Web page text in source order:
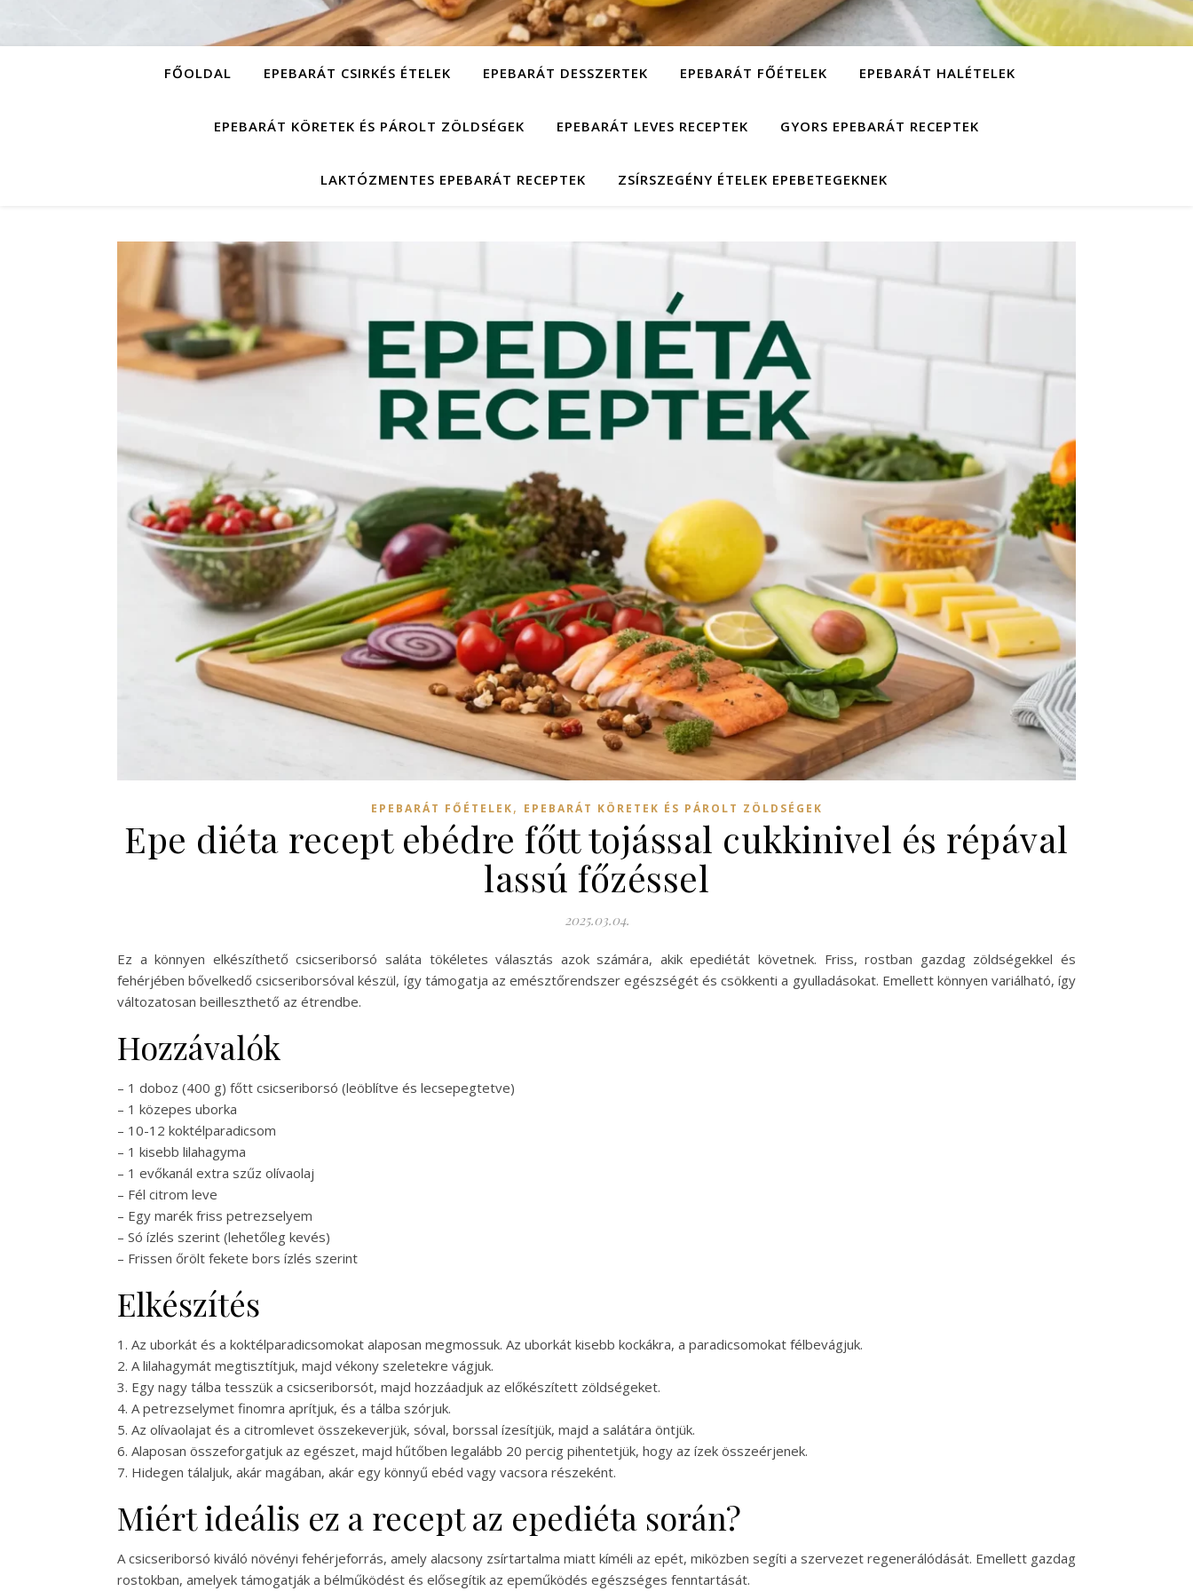
FŐOLDAL EPEBARÁT CSIRKÉS ÉTELEK EPEBARÁT DESSZERTEK EPEBARÁT FŐÉTELEK EPEBARÁT HALÉTELEK
EPEBARÁT KÖRETEK ÉS PÁROLT ZÖLDSÉGEK EPEBARÁT LEVES RECEPTEK GYORS EPEBARÁT RECEPTEK
LAKTÓZMENTES EPEBARÁT RECEPTEK ZSÍRSZEGÉNY ÉTELEK EPEBETEGEKNEK
EPEBARÁT FŐÉTELEK, EPEBARÁT KÖRETEK ÉS PÁROLT ZÖLDSÉGEK
Epe diéta recept ebédre főtt tojással cukkinivel és répával
lassú főzéssel
2025.03.04.
Ez a könnyen elkészíthető csicseriborsó saláta tökéletes választás azok számára, akik epediétát követnek. Friss, rostban gazdag zöldségekkel és
fehérjében bővelkedő csicseriborsóval készül, így támogatja az emésztőrendszer egészségét és csökkenti a gyulladásokat. Emellett könnyen variálható, így
változatosan beilleszthető az étrendbe.
Hozzávalók
– 1 doboz (400 g) főtt csicseriborsó (leöblítve és lecsepegtetve)
– 1 közepes uborka
– 10-12 koktélparadicsom
– 1 kisebb lilahagyma
– 1 evőkanál extra szűz olívaolaj
– Fél citrom leve
– Egy marék friss petrezselyem
– Só ízlés szerint (lehetőleg kevés)
– Frissen őrölt fekete bors ízlés szerint
Elkészítés
1. Az uborkát és a koktélparadicsomokat alaposan megmossuk. Az uborkát kisebb kockákra, a paradicsomokat félbevágjuk.
2. A lilahagymát megtisztítjuk, majd vékony szeletekre vágjuk.
3. Egy nagy tálba tesszük a csicseriborsót, majd hozzáadjuk az előkészített zöldségeket.
4. A petrezselymet finomra aprítjuk, és a tálba szórjuk.
5. Az olívaolajat és a citromlevet összekeverjük, sóval, borssal ízesítjük, majd a salátára öntjük.
6. Alaposan összeforgatjuk az egészet, majd hűtőben legalább 20 percig pihentetjük, hogy az ízek összeérjenek.
7. Hidegen tálaljuk, akár magában, akár egy könnyű ebéd vagy vacsora részeként.
Miért ideális ez a recept az epediéta során?
A csicseriborsó kiváló növényi fehérjeforrás, amely alacsony zsírtartalma miatt kíméli az epét, miközben segíti a szervezet regenerálódását. Emellett gazdag
rostokban, amelyek támogatják a bélműködést és elősegítik az epeműködés egészséges fenntartását.